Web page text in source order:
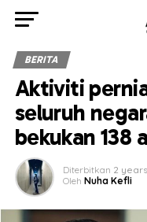
BERITA
Aktiviti
seluruh
bekukan 138
Diterbitkan 2
Oleh Nuha Kefli